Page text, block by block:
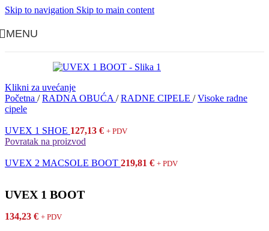
Skip to navigation Skip to main content
MENU
Klikni za uvećanje
Početna / RADNA OBUĆA / RADNE CIPELE / Visoke radne
cipele
UVEX 1 SHOE 127,13 € + PDV
Povratak na proizvod
UVEX 2 MACSOLE BOOT 219,81 € + PDV
UVEX 1 BOOT
134,23 € + PDV